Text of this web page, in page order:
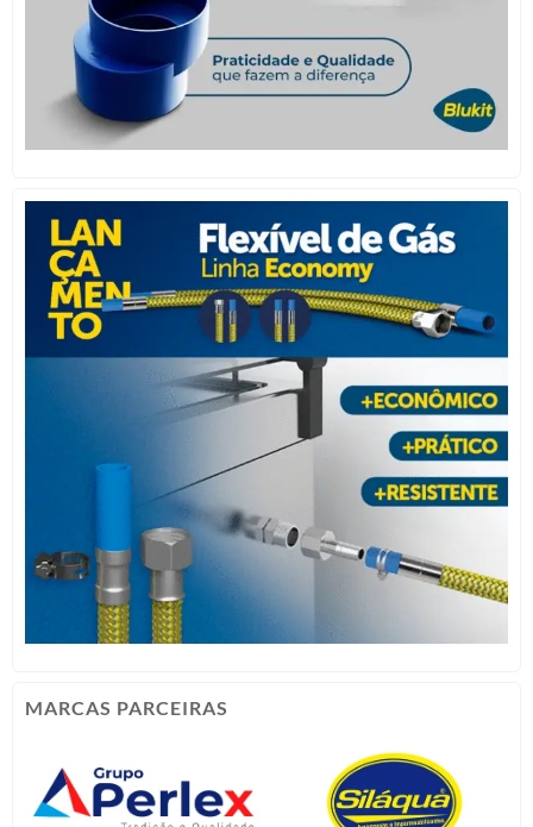
MARCAS PARCEIRAS